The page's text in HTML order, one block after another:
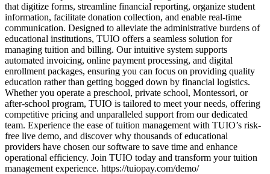
that digitize forms, streamline financial reporting, organize student
information, facilitate donation collection, and enable real-time
communication. Designed to alleviate the administrative burdens of
educational institutions, TUIO offers a seamless solution for
managing tuition and billing. Our intuitive system supports
automated invoicing, online payment processing, and digital
enrollment packages, ensuring you can focus on providing quality
education rather than getting bogged down by financial logistics.
Whether you operate a preschool, private school, Montessori, or
after-school program, TUIO is tailored to meet your needs, offering
competitive pricing and unparalleled support from our dedicated
team. Experience the ease of tuition management with TUIO’s risk-
free live demo, and discover why thousands of educational
providers have chosen our software to save time and enhance
operational efficiency. Join TUIO today and transform your tuition
management experience. https://tuiopay.com/demo/